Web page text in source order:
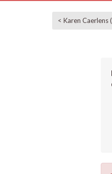
< Karen Caerlens